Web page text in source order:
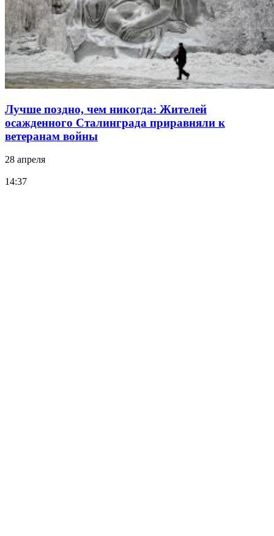
Лучше поздно, чем никогда: Жителей
осажденного Сталинграда приравняли к
ветеранам войны
28 апреля
14:37